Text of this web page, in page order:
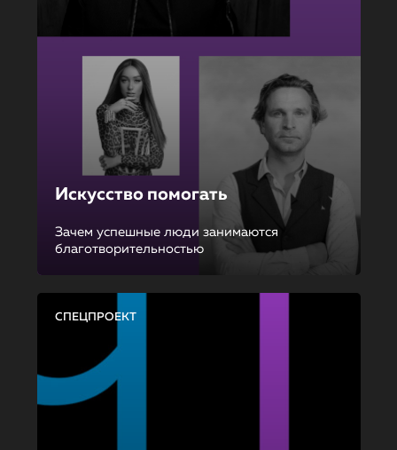
Искусство помогать
Зачем успешные люди занимаются
благотворительностью
СПЕЦПРОЕКТ